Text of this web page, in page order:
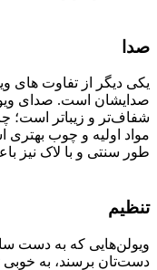
صدا
یکی دیگر از تفاوت های
صدایشان است. صدای
شفاف‌تر و زیبا‌تر است؛
مواد اولیه و چوب
طور سنتی و با لاک نیز
تنظیم
ویولن‌هایی که به دست
دست‌تان برسند، به